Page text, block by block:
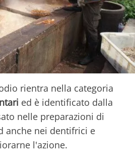
rientra nella categoria
ed è identificato dalla
nelle preparazioni di
anche nei dentifrici e
l'azione.